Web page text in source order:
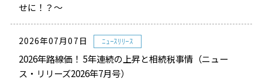
せに！？～
2026年07月07日 ﾆｭｰｽﾘﾘｰｽ
2026年路線価！ 5年連続の上昇と相続税事情（ニュー
ス・リリーズ2026年7月号）